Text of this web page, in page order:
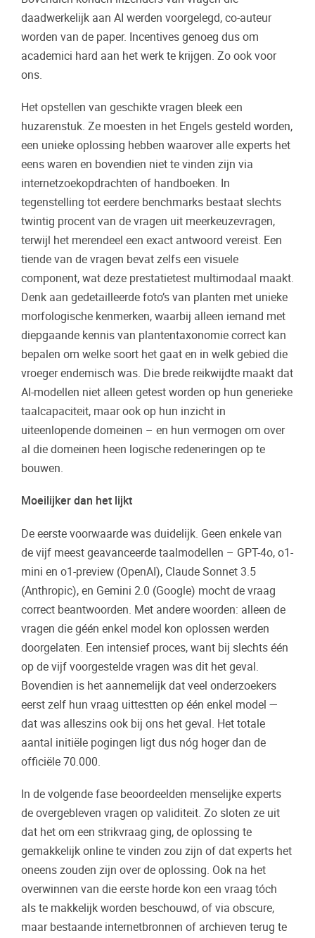
daadwerkelijk aan AI werden voorgelegd, co-auteur
worden van de paper. Incentives genoeg dus om
academici hard aan het werk te krijgen. Zo ook voor
ons.
Het opstellen van geschikte vragen bleek een
huzarenstuk. Ze moesten in het Engels gesteld worden,
een unieke oplossing hebben waarover alle experts het
eens waren en bovendien niet te vinden zijn via
internetzoekopdrachten of handboeken. In
tegenstelling tot eerdere benchmarks bestaat slechts
twintig procent van de vragen uit meerkeuzevragen,
terwijl het merendeel een exact antwoord vereist. Een
tiende van de vragen bevat zelfs een visuele
component, wat deze prestatietest multimodaal maakt.
Denk aan gedetailleerde foto’s van planten met unieke
morfologische kenmerken, waarbij alleen iemand met
diepgaande kennis van plantentaxonomie correct kan
bepalen om welke soort het gaat en in welk gebied die
vroeger endemisch was. Die brede reikwijdte maakt dat
AI-modellen niet alleen getest worden op hun generieke
taalcapaciteit, maar ook op hun inzicht in
uiteenlopende domeinen – en hun vermogen om over
al die domeinen heen logische redeneringen op te
bouwen.
Moeilijker dan het lijkt
De eerste voorwaarde was duidelijk. Geen enkele van
de vijf meest geavanceerde taalmodellen – GPT-4o, o1-
mini en o1-preview (OpenAI), Claude Sonnet 3.5
(Anthropic), en Gemini 2.0 (Google) mocht de vraag
correct beantwoorden. Met andere woorden: alleen de
vragen die géén enkel model kon oplossen werden
doorgelaten. Een intensief proces, want bij slechts één
op de vijf voorgestelde vragen was dit het geval.
Bovendien is het aannemelijk dat veel onderzoekers
eerst zelf hun vraag uittestten op één enkel model —
dat was alleszins ook bij ons het geval. Het totale
aantal initiële pogingen ligt dus nóg hoger dan de
officiële 70.000.
In de volgende fase beoordeelden menselijke experts
de overgebleven vragen op validiteit. Zo sloten ze uit
dat het om een strikvraag ging, de oplossing te
gemakkelijk online te vinden zou zijn of dat experts het
oneens zouden zijn over de oplossing. Ook na het
overwinnen van die eerste horde kon een vraag tóch
als te makkelijk worden beschouwd, of via obscure,
maar bestaande internetbronnen of archieven terug te